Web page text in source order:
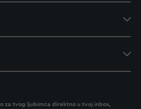
za tvog ljubimca direktno u tvoj inbox,